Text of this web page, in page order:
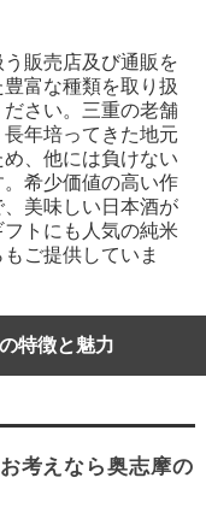
販売店及び通販を
富な種類を取り扱
さい。三重の老舗
年培ってきた地元
、他には負けない
希少価値の高い作
美味しい日本酒が
トにも人気の純米
ご提供していま
特徴と魅力
考えなら奥志摩の